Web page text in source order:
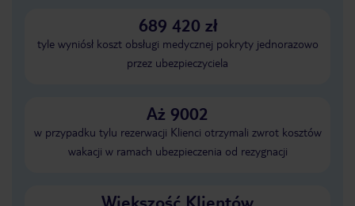
689 420 zł
tyle wyniósł koszt obsługi medycznej pokryty jednorazowo
przez ubezpieczyciela
Aż 9002
w przypadku tylu rezerwacji Klienci otrzymali zwrot kosztów
wakacji w ramach ubezpieczenia od rezygnacji
Większość Klientów